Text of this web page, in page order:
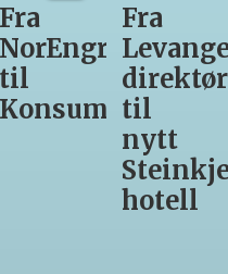
Fra
Levanger-
direktør
til
Steinkjer-
12
får
være
med
Asko